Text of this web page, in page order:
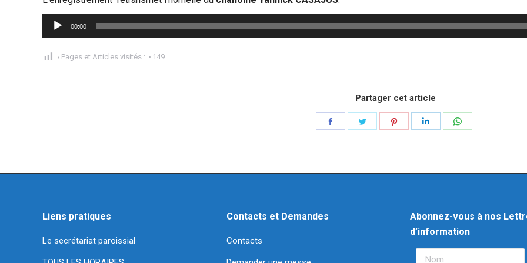
Lecteur
audio
00:00
Pages et Articles visités : 149
Partager cet article
Liens pratiques
Le secrétariat paroissial
Contacts et Demandes
Contacts
Abonnez-vous à nos
d’information